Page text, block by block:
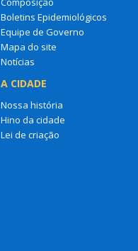
Boletins Epidemiológicos
Equipe de Governo
Mapa do site
Notícias
A CIDADE
Nossa história
Hino da cidade
Lei de criação